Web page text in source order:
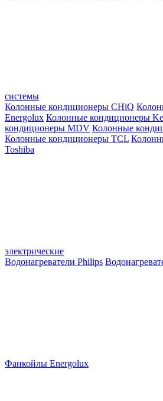
системы
Колонные кондиционеры CHiQ
Energolux Колонные кондиционеры
кондиционеры MDV Колонные
Колонные кондиционеры TCL
Toshiba
электрические
Водонагреватели Philips
Фанкойлы Energolux